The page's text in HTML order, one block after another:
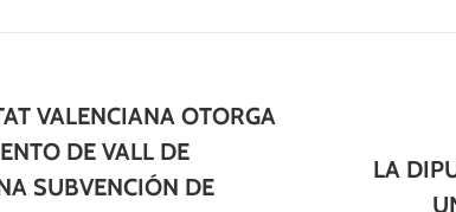
VALENCIANA OTORGA
DE VALL DE
SUBVENCIÓN DE
LA